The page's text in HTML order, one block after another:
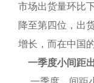
市场出货量环比
降至第四位，出
增长，而在中国
一季度小间距